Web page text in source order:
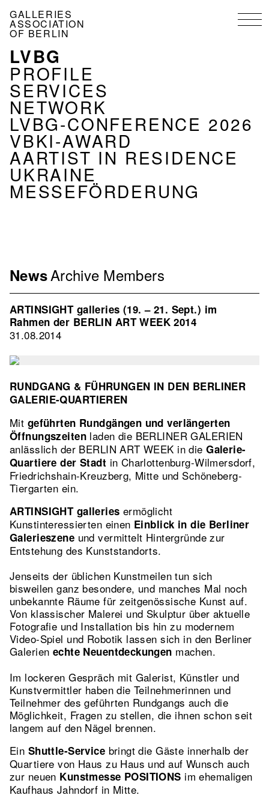
main
GALLERIES
ASSOCIATION
OF BERLIN
MENU
ASSOCIATION
EN
LVBG
PROFILE
SERVICES
NETWORK
LVBG-CONFERENCE 2026
VBKI-AWARD
AARTIST IN RESIDENCE
UKRAINE
MESSEFÖRDERUNG
Menu
Association
EN
2nd
Level
NewsArchive Members
ARTINSIGHT galleries (19. – 21. Sept.) im
Rahmen der BERLIN ART WEEK 2014
31.08.2014
RUNDGANG & FÜHRUNGEN IN DEN BERLINER
GALERIE-QUARTIEREN
Mit geführten Rundgängen und verlängerten
Öffnungszeitenladen die BERLINER GALERIEN
anlässlich der BERLIN ART WEEK in dieGalerie-
Quartiere der Stadt in Charlottenburg-Wilmersdorf,
Friedrichshain-Kreuzberg, Mitte und Schöneberg-
Tiergarten ein.
ARTINSIGHT galleries ermöglicht
Kunstinteressierten einen Einblick in die Berliner
Galerieszene und vermittelt Hintergründe zur
Entstehung des Kunststandorts.
Jenseits der üblichen Kunstmeilen tun sich
bisweilen ganz besondere, und manches Mal noch
unbekannte Räume für zeitgenössische Kunst auf.
Von klassischer Malerei und Skulptur über aktuelle
Fotografie und Installation bis hin zu modernem
Video-Spiel und Robotik lassen sich in den Berliner
Galerien echte Neuentdeckungen machen.
Im lockeren Gespräch mit Galerist, Künstler und
Kunstvermittler haben die Teilnehmerinnen und
Teilnehmer des geführten Rundgangs auch die
Möglichkeit, Fragen zu stellen, die ihnen schon seit
langem auf den Nägel brennen.
Ein Shuttle-Service bringt die Gäste innerhalb der
Quartiere von Haus zu Haus und auf Wunsch auch
zur neuen Kunstmesse POSITIONS im ehemaligen
Kaufhaus Jahndorf in Mitte.